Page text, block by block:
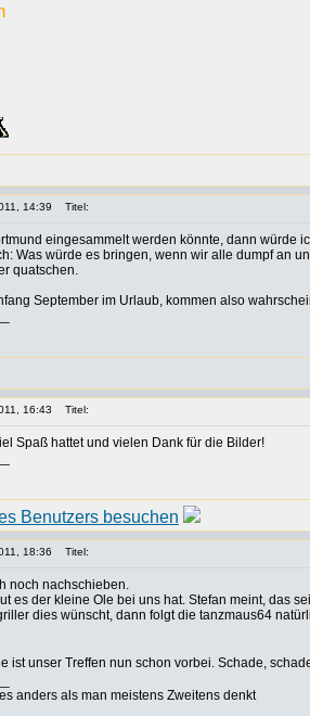
14:39 Titel:
eingesammelt werden könnte, dann würde
Was würde es bringen, wenn wir alle dumpf an
quatschen.
September im Urlaub, kommen also
16:43 Titel:
Spaß hattet und vielen Dank für die Bilder!
18:36 Titel:
noch nachschieben.
es der kleine Ole bei uns hat. Stefan meint, das
dies wünscht, dann folgt die tanzmaus64
ist unser Treffen nun schon vorbei. Schade,
anders als man meistens Zweitens denkt